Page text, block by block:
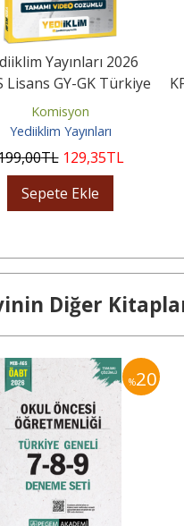
Yayınları 2026
Lisans GY-GK Türkiye
Sınav Provası...
Komisyon
Yediiklim Yayınları
,00TL 129,35TL
Sepete Ekle
Diğer
%20